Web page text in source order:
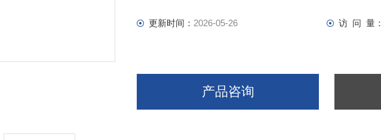
更新时间： 2026-05-26 访 问 量：
产品咨询